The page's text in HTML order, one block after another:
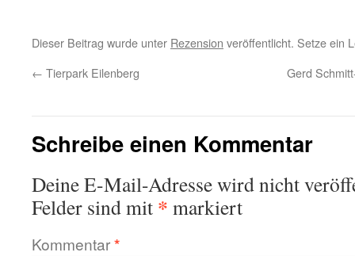
Dieser Beitrag wurde unter Rezension veröffentlicht. Setze ein
← Tierpark Eilenberg Gerd
Schreibe einen Kommentar
Deine E-Mail-Adresse wird nicht
Felder sind mit * markiert
Kommentar*